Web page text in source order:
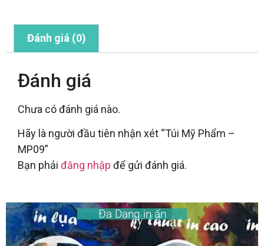
Đánh giá (0)
Đánh giá
Chưa có đánh giá nào.
Hãy là người đầu tiên nhận xét “Túi Mỹ Phẩm –
MP09”
Bạn phải đăng nhập để gửi đánh giá.
Đa Dạng in ấn